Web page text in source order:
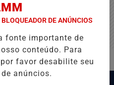
DE ANÚNCIOS
fonte importante de
conteúdo. Para
favor desabilite seu
anúncios.